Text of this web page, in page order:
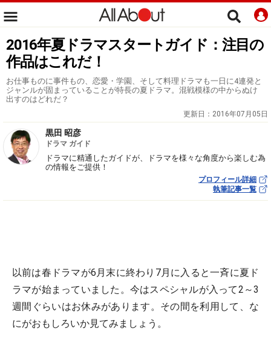
2016年夏ドラマスタートガイド：注目の
作品はこれだ！
お仕事ものに事件もの、恋愛・学園、そして料理ドラマも一日に4連発と
ジャンルが固まっていることが特長の夏ドラマ。混戦模様の中からぬけ
出すのはどれだ？
更新日： 2016年07月05日
黒田 昭彦
ドラマ ガイド
ドラマに精通したガイドが、ドラマを様々な角度から楽しむ為
の情報をご提供！
プロフィール詳細
執筆記事一覧
以前は春ドラマが6月末に終わり7月に入ると一斉に夏ド
ラマが始まっていました。今はスペシャルが入って2～3
週間ぐらいはお休みがあります。その間を利用して、な
にがおもしろいか見てみましょう。